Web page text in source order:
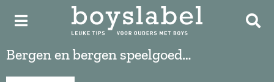
Bergen en bergen speelgoed…